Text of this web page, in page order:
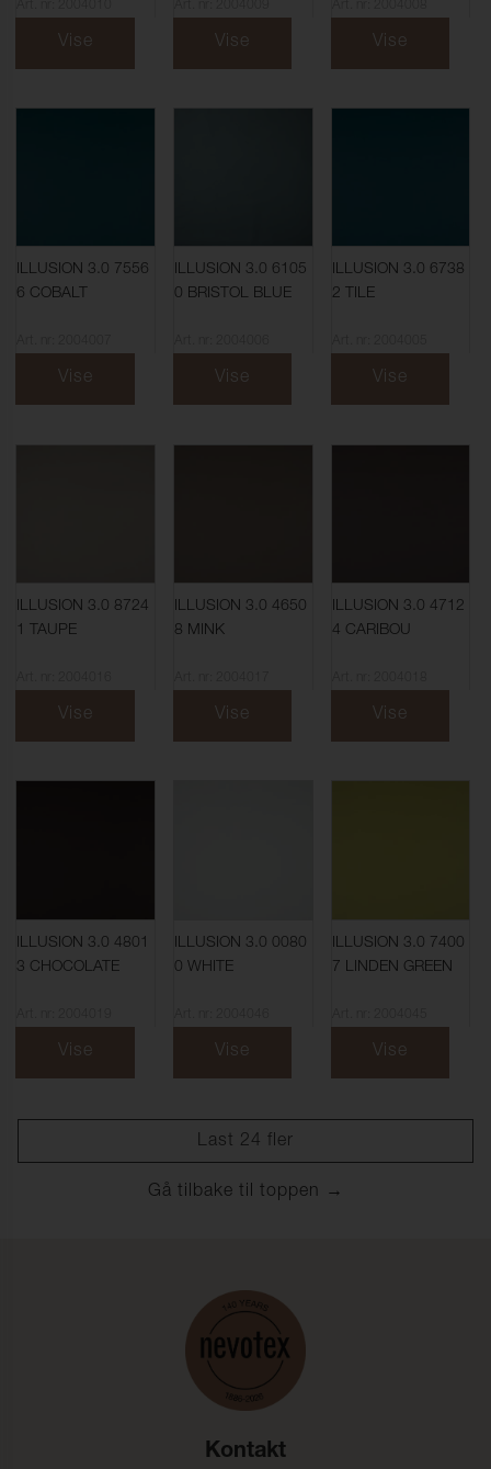
Vise Vise Vise
ILLUSION 3.0 7556
6 COBALT
Vise
ILLUSION 3.0 6105
0 BRISTOL BLUE
Vise
ILLUSION 3.0 6738
2 TILE
Vise
ILLUSION 3.0 8724
1 TAUPE
Vise
ILLUSION 3.0 4650
8 MINK
Vise
ILLUSION 3.0 4712
4 CARIBOU
Vise
ILLUSION 3.0 4801
3 CHOCOLATE
Vise
ILLUSION 3.0 0080
0 WHITE
Vise
ILLUSION 3.0 7400
7 LINDEN GREEN
Vise
Last 24 fler
Gå tilbake til toppen
Kontakt